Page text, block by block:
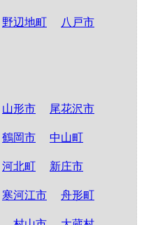
野辺地町 八戸市
山形市 尾花沢市
鶴岡市 中山町
河北町 新庄市
寒河江市 舟形町